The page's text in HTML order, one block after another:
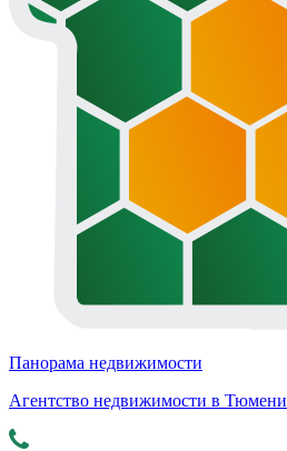
Панорама недвижимости
Агентство недвижимости в Тюмени